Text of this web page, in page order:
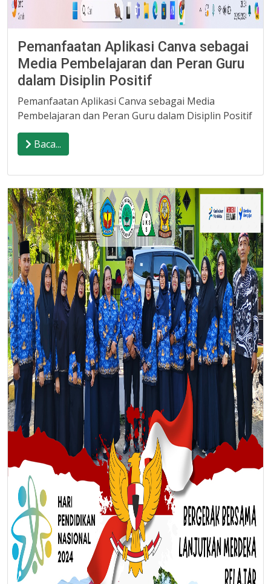
Pemanfaatan Aplikasi Canva sebagai
Media Pembelajaran dan Peran Guru
dalam Disiplin Positif
Pemanfaatan Aplikasi Canva sebagai Media
Pembelajaran dan Peran Guru dalam Disiplin Positif
Baca...